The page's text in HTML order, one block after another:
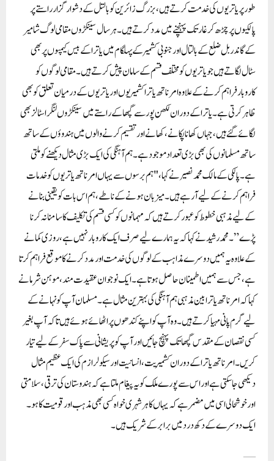
طور پر یاتریوں کی خدمت کرتے ہیں، بزرگ زائرین کو بالتل کے دشوار گزار راستے پر
پالکیوں پر چڑھ کر غار تک پہنچنے میں مدد کرتے ہیں۔ ہر سال سینکڑوں مقامی لوگ شامیر
کے گاندربل ضلع کے بالتال اور جنوبی کشمیر کے پہلگام میں یاترا کے بیس کیمپوں پر بھی
سٹال لگاتے ہیں جو یاتریوں کو مختلف قسم کے سامان پیش کرتے ہیں۔ مقامی لوگوں کو
کاروبار فراہم کرنے کے علاوہ امرناتھ یاترا کشمیریوں اور یاتریوں کے درمیان تعلق کو بھی
ظاہر کرتی ہے۔ یاترا کے دوران لکھن پور سے گپھا کے راستے میں سینکڑوں لنگر اسٹالز بھی
لگائے گئے ہیں، جہاں کھانا پکانے، کھانے اور تقسیم کرنے والوں میں ہندوؤں کے ساتھ
ساتھ مسلمانوں کی بھی بڑی تعداد موجود ہے۔ ہم آہنگی کی ایک بڑی مثال دیکھنے کو ملتی
ہے۔ پالکی کے مالک محمد نصیر نے کہا، "ہم برسوں سے یہاں امرناتھ یاتریوں کو خدمات
فراہم کرنے کے لیے آ رہے ہیں۔ میزبان ہونے کے ناطے، ہم اس بات کو یقینی بنانے
کے لیے مذہبی خطوط کو عبور کرتے ہیں کہ مہمانوں کو کسی قسم کی تکلیف کا سامنا نہ کرنا
پڑے”۔ محمد رشید نے کہا کہ یہ ہمارے لیے صرف ایک کاروبار نہیں ہے، روزی کمانے
کے علاوہ یہ ہمیں دوسرے مذاہب کے لوگوں کی خدمت اور مدد کرنے کا موقع فراہم کرتا
ہے، جس سے ہمیں اطمینان حاصل ہوتا ہے۔ ایک نوجوان عقیدت مند، موہن شرما نے
کہا کہ امرناتھ یاترا بین مذہبی ہم آہنگی کی بہترین مثال ہے۔ مسلمان آپ کو نہانے کے
لیے گرم پانی مہیا کرتے ہیں۔ وہ آپ کو اپنے کندھوں پر اٹھائے ہوئے ہیں تاکہ آپ بغیر
کسی نقصان کے مقدس گپھا تک پہنچ جائیں اور آپ کو پریشانی سے پاک سفر کے لیے تیار
کریں۔ امرناتھ یاترا کے دوران کشمیریت، انسانیت اور سیکولرازم کی ایک عظیم مثال
دیکھی جا سکتی ہے اور اس سے پورے ملک کو یہ پیغام ملتا ہے کہ ہندوستان کی ترقی، سلامتی
اور خوشحالی اسی میں مضمر ہے کہ یہاں کا ہر شہری خواہ کسی بھی مذہب اور قومیت کا ہو۔
ایک دوسرے کے دکھ درد میں برابر کے شریک ہیں۔
—